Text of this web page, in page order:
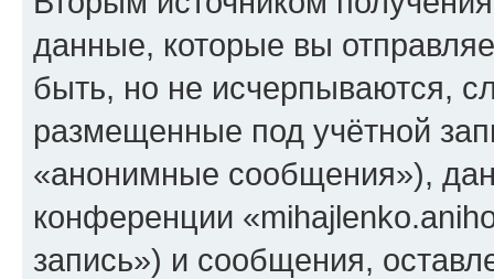
данные, которые вы
быть, но не исчерпываются,
размещенные под учётной
«анонимные сообщения»),
конференции
запись») и сообщения,